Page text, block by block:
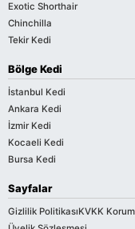
Exotic Shorthair
Chinchilla
Tekir Kedi
Bölge Kedi
İstanbul Kedi
Ankara Kedi
İzmir Kedi
Kocaeli Kedi
Bursa Kedi
Sayfalar
Gizlilik PolitikasıKVKK